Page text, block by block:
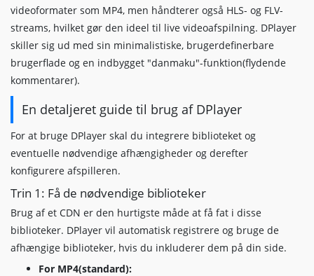
videoformater som MP4, men håndterer også HLS- og FLV-
streams, hvilket gør den ideel til live videoafspilning. DPlayer
skiller sig ud med sin minimalistiske, brugerdefinerbare
brugerflade og en indbygget "danmaku"-funktion(flydende
kommentarer).
En detaljeret guide til brug af DPlayer
For at bruge DPlayer skal du integrere biblioteket og
eventuelle nødvendige afhængigheder og derefter
konfigurere afspilleren.
Trin 1: Få de nødvendige biblioteker
Brug af et CDN er den hurtigste måde at få fat i disse
biblioteker. DPlayer vil automatisk registrere og bruge de
afhængige biblioteker, hvis du inkluderer dem på din side.
For MP4(standard):